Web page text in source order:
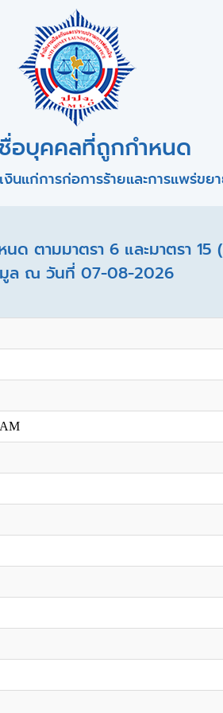
อบุคคลที่ถูกกำหนด
นแก่การก่อการร้ายและการแพร่ข
ด ตามมาตรา 6 และมาตรา 15
ล ณ วันที่ 07-08-2026